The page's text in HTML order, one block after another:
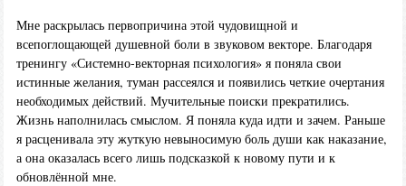
Мне раскрылась первопричина этой чудовищной и
всепоглощающей душевной боли в звуковом векторе. Благодаря
тренингу «Системно-векторная психология» я поняла свои
истинные желания, туман рассеялся и появились четкие очертания
необходимых действий. Мучительные поиски прекратились.
Жизнь наполнилась смыслом. Я поняла куда идти и зачем. Раньше
я расценивала эту жуткую невыносимую боль души как наказание,
а она оказалась всего лишь подсказкой к новому пути и к
обновлённой мне.